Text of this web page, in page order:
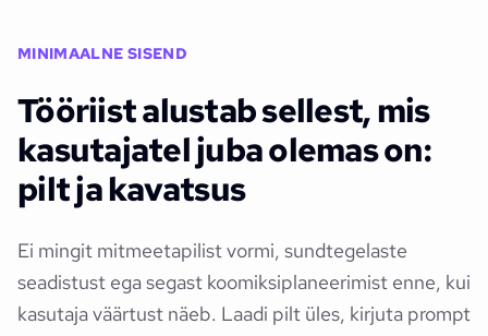
MINIMAALNE SISEND
Tööriist alustab sellest, mis
kasutajatel juba olemas on:
pilt ja kavatsus
Ei mingit mitmeetapilist vormi, sundtegelaste
seadistust ega segast koomiksiplaneerimist enne, kui
kasutaja väärtust näeb. Laadi pilt üles, kirjuta prompt